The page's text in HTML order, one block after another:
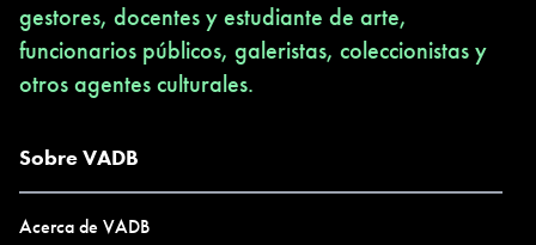
gestores, docentes y estudiante de arte,
funcionarios públicos, galeristas, coleccionistas y
otros agentes culturales.
Sobre VADB
Acerca de VADB